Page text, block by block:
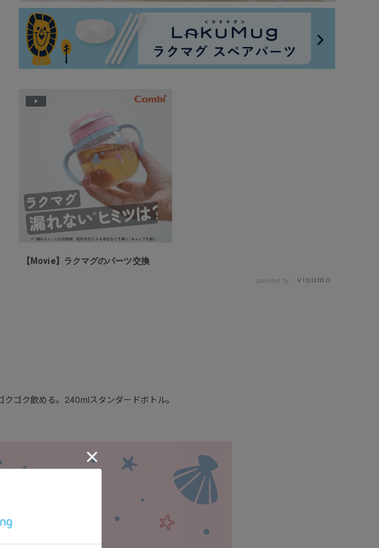
P
o
【Movie】ラクマグのパーツ交換
powered by
ゴク飲める。240mlスタンダードボトル。